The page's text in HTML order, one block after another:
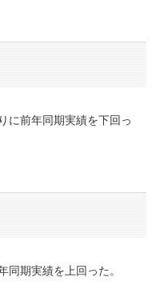
に前年同期実績を下回っ
同期実績を上回った。